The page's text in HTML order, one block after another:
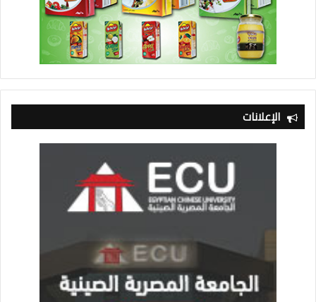
الإعلانات